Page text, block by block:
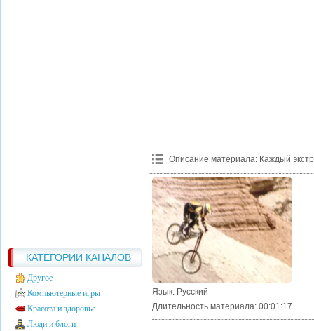
КАТЕГОРИИ КАНАЛОВ
Другое
Компьютерные игры
Красота и здоровье
Люди и блоги
Описание материала: Каждый
Язык: Русский
Длительность материала: 00:01:17